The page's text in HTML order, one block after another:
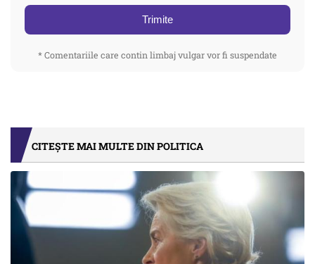
Trimite
* Comentariile care contin limbaj vulgar vor fi suspendate
CITEȘTE MAI MULTE DIN POLITICA